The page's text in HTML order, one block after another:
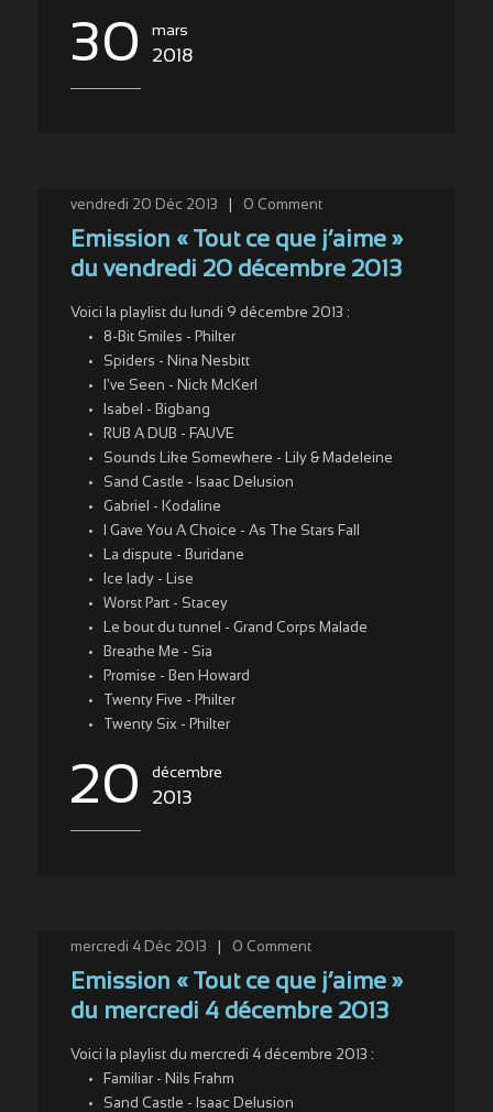
30 mars
2018
vendredi 20 Déc 2013 0 Comment
Emission « Tout ce que j’aime »
du vendredi 20 décembre 2013
Voici la playlist du lundi 9 décembre 2013 :
8-Bit Smiles - Philter
Spiders - Nina Nesbitt
I've Seen - Nick McKerl
Isabel - Bigbang
RUB A DUB - FAUVE
Sounds Like Somewhere - Lily & Madeleine
Sand Castle - Isaac Delusion
Gabriel - Kodaline
I Gave You A Choice - As The Stars Fall
La dispute - Buridane
Ice lady - Lise
Worst Part - Stacey
Le bout du tunnel - Grand Corps Malade
Breathe Me - Sia
Promise - Ben Howard
Twenty Five - Philter
Twenty Six - Philter
20 décembre
2013
mercredi 4 Déc 2013 0 Comment
Emission « Tout ce que j’aime »
du mercredi 4 décembre 2013
Voici la playlist du mercredi 4 décembre 2013 :
Familiar - Nils Frahm
Sand Castle - Isaac Delusion